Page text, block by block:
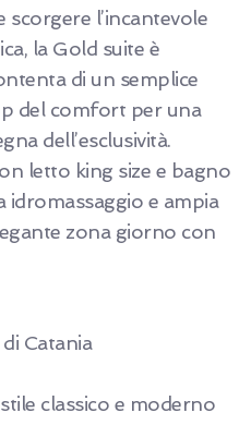
l’incantevole
la Gold suite è
di un semplice
del comfort per una
dell’esclusività.
letto king size e bagno
idromassaggio e ampia
zona giorno con
Catania
classico e moderno